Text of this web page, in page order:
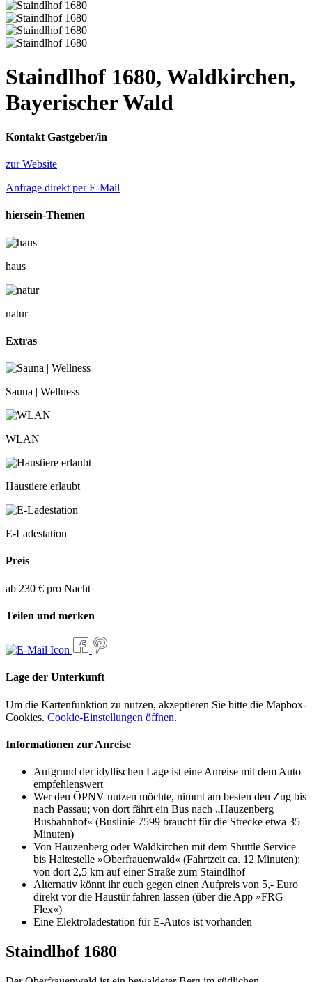
Staindlhof 1680, Waldkirchen,
Bayerischer Wald
Kontakt Gastgeber/in
zur Website
Anfrage direkt per E-Mail
hiersein-Themen
haus
natur
Extras
Sauna | Wellness
WLAN
Haustiere erlaubt
E-Ladestation
Preis
ab 230 € pro Nacht
Teilen und merken
Lage der Unterkunft
Um die Kartenfunktion zu nutzen, akzeptieren Sie bitte die Mapbox-
Cookies. Cookie-Einstellungen öffnen.
Informationen zur Anreise
Aufgrund der idyllischen Lage ist eine Anreise mit dem Auto
empfehlenswert
Wer den ÖPNV nutzen möchte, nimmt am besten den Zug bis
nach Passau; von dort fährt ein Bus nach „Hauzenberg
Busbahnhof« (Buslinie 7599 braucht für die Strecke etwa 35
Minuten)
Von Hauzenberg oder Waldkirchen mit dem Shuttle Service
bis Haltestelle »Oberfrauenwald« (Fahrtzeit ca. 12 Minuten);
von dort 2,5 km auf einer Straße zum Staindlhof
Alternativ könnt ihr euch gegen einen Aufpreis von 5,- Euro
direkt vor die Haustür fahren lassen (über die App »FRG
Flex«)
Eine Elektroladestation für E-Autos ist vorhanden
Staindlhof 1680